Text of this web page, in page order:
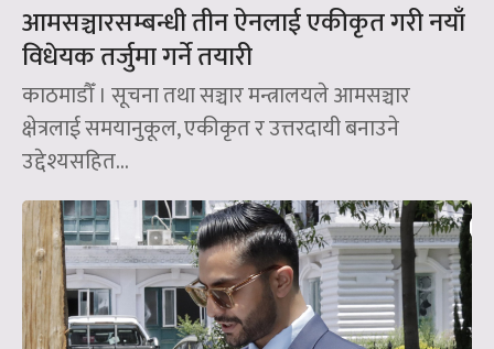
आमसञ्चारसम्बन्धी तीन ऐनलाई एकीकृत गरी नयाँ
विधेयक तर्जुमा गर्ने तयारी
काठमाडौँ । सूचना तथा सञ्चार मन्त्रालयले आमसञ्चार
क्षेत्रलाई समयानुकूल, एकीकृत र उत्तरदायी बनाउने
उद्देश्यसहित...